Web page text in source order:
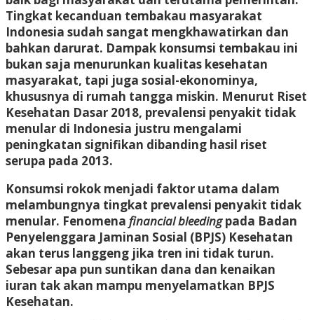
Tingkat kecanduan tembakau masyarakat
Indonesia sudah sangat mengkhawatirkan dan
bahkan darurat. Dampak konsumsi tembakau ini
bukan saja menurunkan kualitas kesehatan
masyarakat, tapi juga sosial-ekonominya,
khususnya di rumah tangga miskin. Menurut Riset
Kesehatan Dasar 2018, prevalensi penyakit tidak
menular di Indonesia justru mengalami
peningkatan signifikan dibanding hasil riset
serupa pada 2013.
Konsumsi rokok menjadi faktor utama dalam
melambungnya tingkat prevalensi penyakit tidak
menular. Fenomena financial bleedingpada Badan
Penyelenggara Jaminan Sosial (BPJS) Kesehatan
akan terus langgeng jika tren ini tidak turun.
Sebesar apa pun suntikan dana dan kenaikan
iuran tak akan mampu menyelamatkan BPJS
Kesehatan.